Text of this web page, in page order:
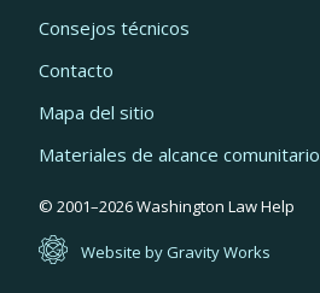
Quick
links
Consejos técnicos
Contacto
Mapa del sitio
Materiales de alcance comunitario
© 2001–2026Washington Law Help
Website by Gravity Works